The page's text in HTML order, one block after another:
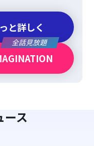
と詳しく
全話見放題
ース